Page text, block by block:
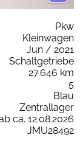
Pkw
Kleinwagen
Jun / 2021
Schaltgetriebe
27.646 km
5
Blau
Zentrallager
ca. 12.08.2026
JMU28492